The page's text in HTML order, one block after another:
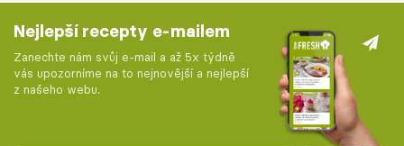
Nejlepší recepty e-mailem
Zanechte nám svůj e-mail a až 5x týdně
vás upozorníme na to nejnovější a nejlepší
z našeho webu.